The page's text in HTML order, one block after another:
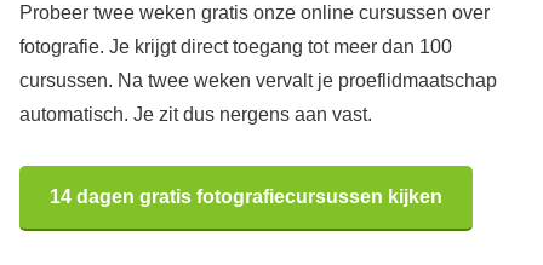
Probeer twee weken gratis onze online cursussen over
fotografie. Je krijgt direct toegang tot meer dan 100
cursussen. Na twee weken vervalt je proeflidmaatschap
automatisch. Je zit dus nergens aan vast.
14 dagen gratis fotografiecursussen kijken